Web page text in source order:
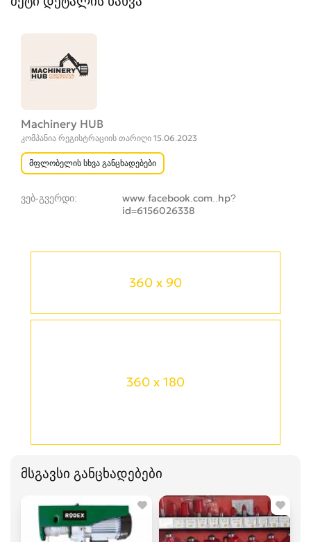
360 x 90
360 x 180
მსგავსი განცხადებები
Machinery HUB
კომპანია რეგისტრაციის თარიღი 15.06.2023
მფლობელის სხვა განცხადებები
ვებ-გვერდი
www.facebook.com..hp?
id=6156026338